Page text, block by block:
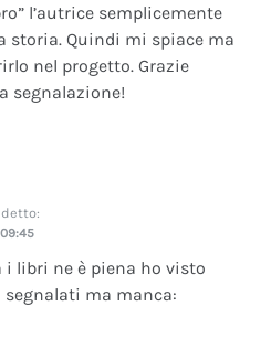
l’autrice semplicemente
storia. Quindi mi spiace ma
nel progetto. Grazie
segnalazione!
i libri ne è piena ho visto
ma manca: